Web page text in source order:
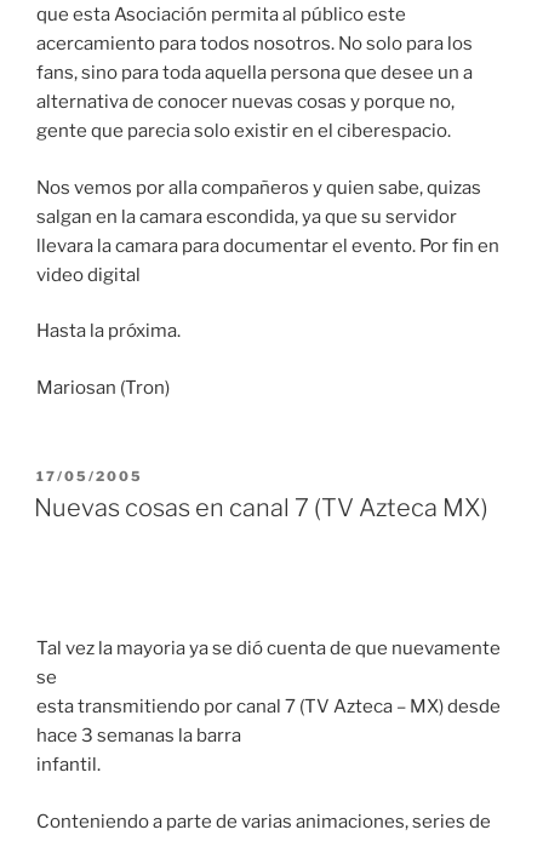
que esta Asociación permita al público este
acercamiento para todos nosotros. No solo para los
fans, sino para toda aquella persona que desee un a
alternativa de conocer nuevas cosas y porque no,
gente que parecia solo existir en el ciberespacio.
Nos vemos por alla compañeros y quien sabe, quizas
salgan en la camara escondida, ya que su servidor
llevara la camara para documentar el evento. Por fin en
video digital
Hasta la próxima.
Mariosan (Tron)
PUBLICADO
EL
17/05/2005
Nuevas cosas en canal 7 (TV Azteca MX)
Tal vez la mayoria ya se dió cuenta de que nuevamente
se
esta transmitiendo por canal 7 (TV Azteca – MX) desde
hace 3 semanas la barra
infantil.
Conteniendo a parte de varias animaciones, series de